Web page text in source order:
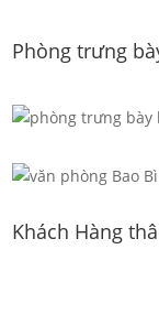
Phòng trưng
Khách Hàng